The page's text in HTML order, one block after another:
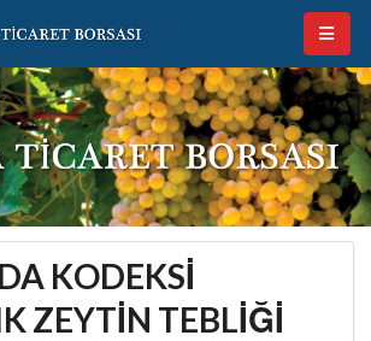
KODEKSİ
ZEYTİN TEBLİĞİ